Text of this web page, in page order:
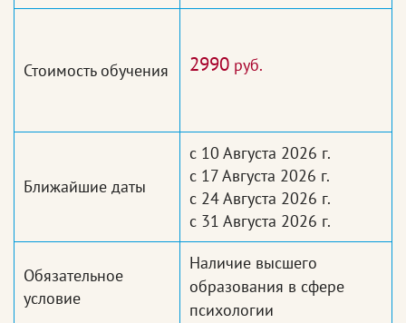
Стоимость обучения 2990 руб.
Ближайшие даты
с 10 Августа 2026 г.
с 17 Августа 2026 г.
с 24 Августа 2026 г.
с 31 Августа 2026 г.
Обязательное
условие
Наличие высшего
образования в сфере
психологии